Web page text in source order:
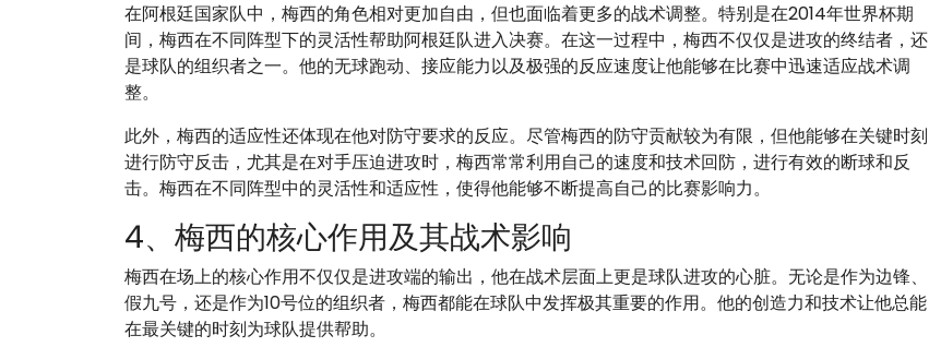
在阿根廷国家队中，梅西的角色相对更加自由，但也面临着更多的战术调整。特别是在2014年世界杯期
间，梅西在不同阵型下的灵活性帮助阿根廷队进入决赛。在这一过程中，梅西不仅仅是进攻的终结者，还
是球队的组织者之一。他的无球跑动、接应能力以及极强的反应速度让他能够在比赛中迅速适应战术调
整。
此外，梅西的适应性还体现在他对防守要求的反应。尽管梅西的防守贡献较为有限，但他能够在关键时刻
进行防守反击，尤其是在对手压迫进攻时，梅西常常利用自己的速度和技术回防，进行有效的断球和反
击。梅西在不同阵型中的灵活性和适应性，使得他能够不断提高自己的比赛影响力。
4、梅西的核心作用及其战术影响
梅西在场上的核心作用不仅仅是进攻端的输出，他在战术层面上更是球队进攻的心脏。无论是作为边锋、
假九号，还是作为10号位的组织者，梅西都能在球队中发挥极其重要的作用。他的创造力和技术让他总能
在最关键的时刻为球队提供帮助。